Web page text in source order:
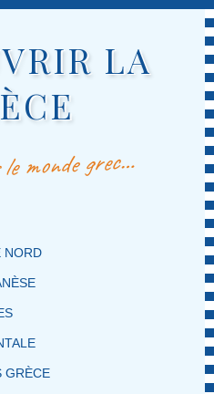
LA
monde grec…
SECONDAIRE
NORD
GRÈCE